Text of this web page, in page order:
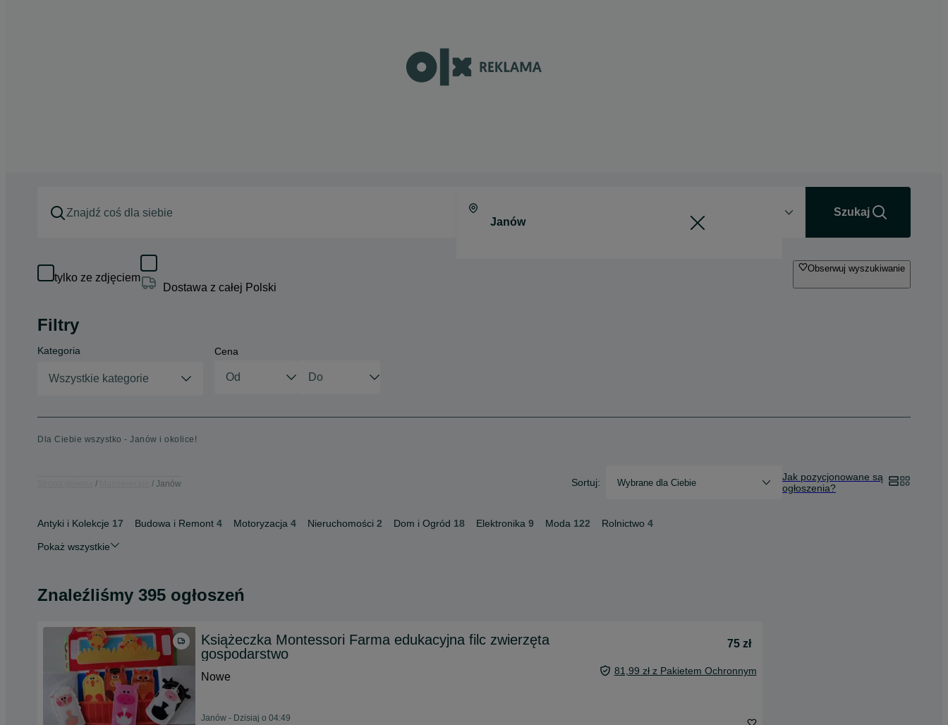
Szukaj
tylko ze zdjęciem
Dostawa z całej Polski
Obserwuj wyszukiwanie
Filtry
Kategoria
Wszystkie kategorie
Cena
Dla Ciebie wszystko - Janów i okolice!
Janów Sortuj: Wybrane dla Ciebie
Jak pozycjonowane są
ogłoszenia?
Antyki i Kolekcje 17 Budowa i Remont 4 Motoryzacja 4 Nieruchomości 2 Dom i Ogród 18 Elektronika 9 Moda 122 Rolnictwo 4
Pokaż wszystkie
Znaleźliśmy 395 ogłoszeń
Książeczka Montessori Farma edukacyjna filc zwierzęta
gospodarstwo
75 zł
Nowe 81,99 zł z Pakietem Ochronnym
Janów - Dzisiaj o 04:49